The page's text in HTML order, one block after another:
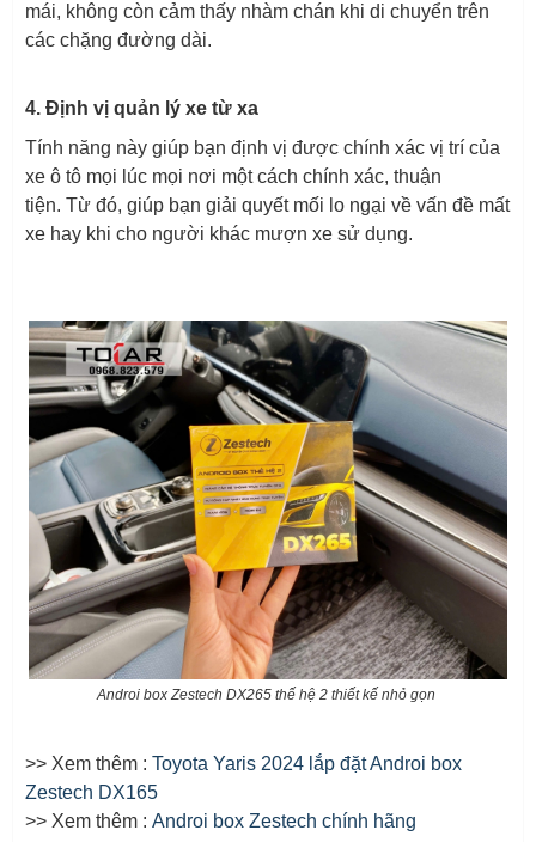
mái, không còn cảm thấy nhàm chán khi di chuyển trên
các chặng đường dài.
4. Định vị quản lý xe từ xa
Tính năng này giúp bạn định vị được chính xác vị trí của
xe ô tô mọi lúc mọi nơi một cách chính xác, thuận
tiện. Từ đó, giúp bạn giải quyết mối lo ngại về vấn đề mất
xe hay khi cho người khác mượn xe sử dụng.
Androi box Zestech DX265 thế hệ 2 thiết kế nhỏ gọn
>> Xem thêm : Toyota Yaris 2024 lắp đặt Androi box
Zestech DX165
>> Xem thêm : Androi box Zestech chính hãng